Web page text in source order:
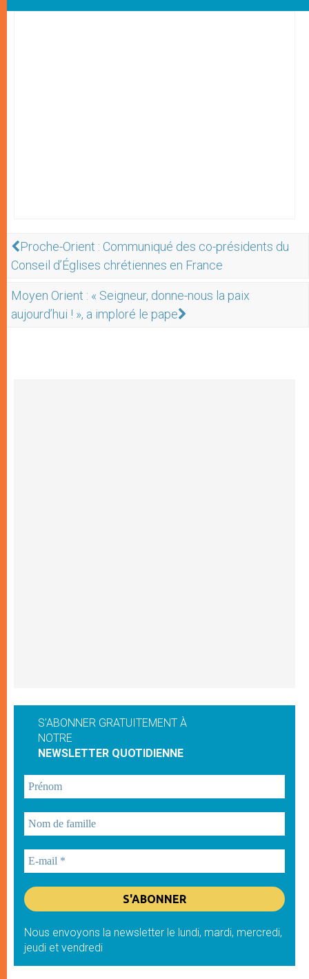
Proche-Orient : Communiqué des co-présidents du
Conseil d’Églises chrétiennes en France
Moyen Orient : « Seigneur, donne-nous la paix
aujourd’hui ! », a imploré le pape
S'ABONNER GRATUITEMENT À
NOTRE
NEWSLETTER QUOTIDIENNE
Nous envoyons la newsletter le lundi, mardi, mercredi,
jeudi et vendredi